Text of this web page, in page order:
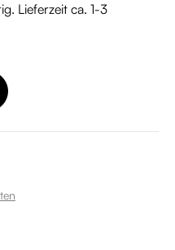
Lieferzeit ca. 1-3